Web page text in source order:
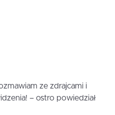
ze zdrajcami i
– ostro powiedział